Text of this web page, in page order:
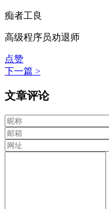
痴者工良
高级程序员劝退师
点赞
下一篇 >
文章评论